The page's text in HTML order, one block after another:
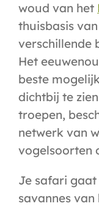
woud van het
thuisbasis
verschillende
Het
beste
dichtbij te
troepen,
netwerk van
vogelsoorten
Je safari
savannes van